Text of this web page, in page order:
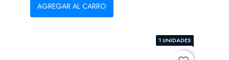
AGREGAR AL CARRO
1 UNIDADES